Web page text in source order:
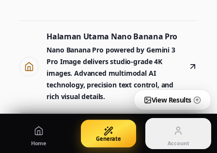
Halaman Utama Nano Banana Pro
Nano Banana Pro powered by Gemini 3
Pro Image delivers studio-grade 4K
images. Advanced multimodal AI
technology, precision text control, and
rich visual details.
Penjana Imej AI Nano Banana Pro
Create images from a prompt
GPT Image 2 Seedream 5 Pro
Qwen Image 3.0
Cipta atau perhalus imej dengan Qwen Image 3.0 Pro
50% OFF
Pricing
View plans and credits
Manage credits, billing, and your account
Login
Sign in to manage your account
Home
Generate
Account
View Results